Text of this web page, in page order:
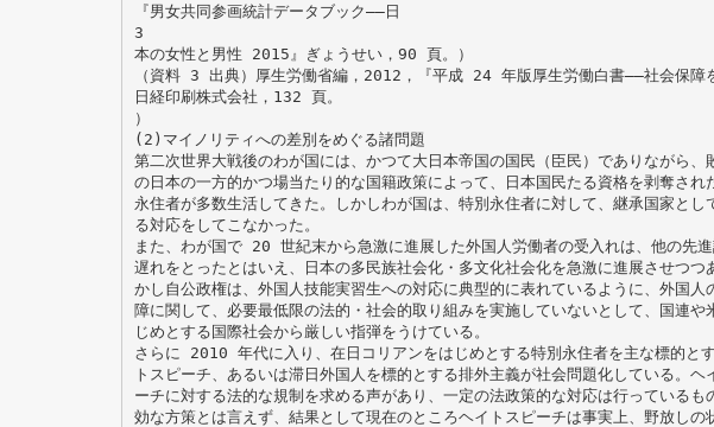
『男女共同参画統計データブック――日
3
本の女性と男性 2015』ぎょうせい，90 頁。）
（資料 3 出典）厚生労働省編，2012，『平成 24 年版厚生労働白書――社会保障
日経印刷株式会社，132 頁。
）
(2)マイノリティへの差別をめぐる諸問題
第二次世界大戦後のわが国には、かつて大日本帝国の国民（臣民）でありながら、
の日本の一方的かつ場当たり的な国籍政策によって、日本国民たる資格を剥奪され
永住者が多数生活してきた。しかしわが国は、特別永住者に対して、継承国家とし
る対応をしてこなかった。
また、わが国で 20 世紀末から急激に進展した外国人労働者の受入れは、他の先進
遅れをとったとはいえ、日本の多民族社会化・多文化社会化を急激に進展させつつ
かし自公政権は、外国人技能実習生への対応に典型的に表れているように、外国人
障に関して、必要最低限の法的・社会的取り組みを実施していないとして、国連や
じめとする国際社会から厳しい指弾をうけている。
さらに 2010 年代に入り、在日コリアンをはじめとする特別永住者を主な標的と
トスピーチ、あるいは滞日外国人を標的とする排外主義が社会問題化している。ヘ
ーチに対する法的な規制を求める声があり、一定の法政策的な対応は行っているも
効な方策とは言えず、結果として現在のところヘイトスピーチは事実上、野放しの